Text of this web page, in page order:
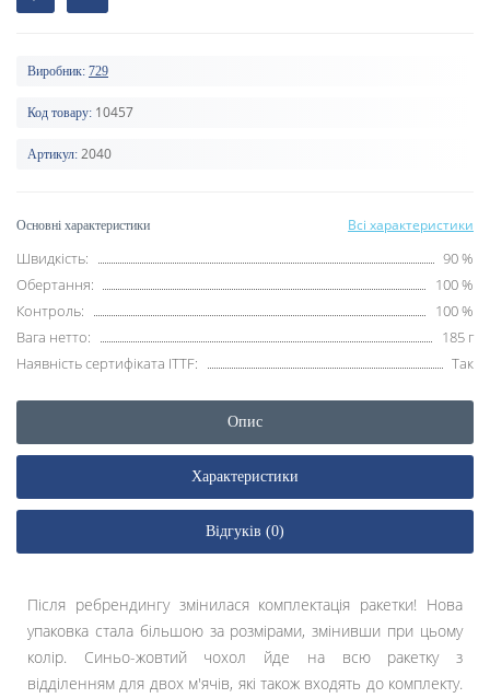
Виробник: 729
Код товару: 10457
Артикул: 2040
Основні характеристики Всі характеристики
Швидкість:
90 %
Обертання:
100 %
Контроль:
100 %
Вага нетто:
185 г
Наявність сертифіката ITTF:
Так
Опис
Характеристики
Відгуків (0)
Після ребрендингу змінилася комплектація ракетки! Нова
упаковка стала більшою за розмірами, змінивши при цьому
колір. Синьо-жовтий чохол йде на всю ракетку з
відділенням для двох м'ячів, які також входять до комплекту.